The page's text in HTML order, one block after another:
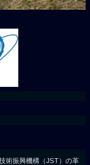
術振興機構（JST）の革